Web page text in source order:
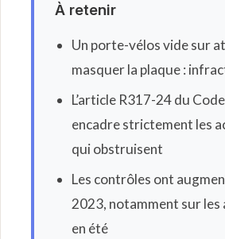
À retenir
Un porte-vélos vide sur
masquer la plaque :
L’article R317-24 du
encadre strictement les
qui obstruisent
Les contrôles ont
2023, notamment sur
en été